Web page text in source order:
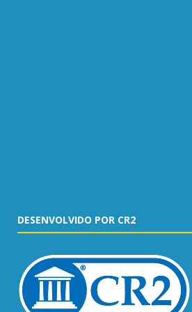
DESENVOLVIDO POR CR2